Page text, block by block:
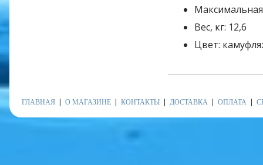
Максимальная
Вес, кг: 12,6
Цвет:
ГЛАВНАЯ О МАГАЗИНЕ КОНТАКТЫ ДОСТАВКА ОПЛАТА